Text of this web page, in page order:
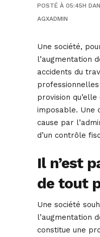
POSTÉ À 05:45H
AGXADMIN
Une société,
l’augmentation
accidents du
professionnelles
provision
imposable. Une
cause par
d’un contrôle
Il n’est
de tout
Une société
l’augmentation
constitue une